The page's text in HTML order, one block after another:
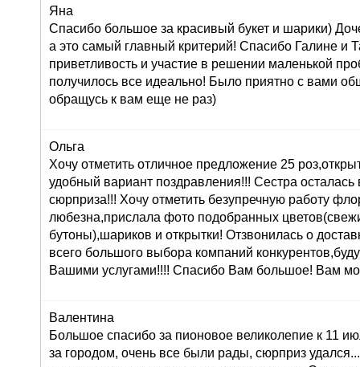
Яна
Спасибо большое за красивый букет и шарики)
а это самый главный критерий! Спасибо Галине и
приветливость и участие в решении маленькой
получилось все идеально! Было приятно с вами
обращусь к вам еще не раз)
Ольга
Хочу отметить отличное предложение 25
удобный вариант поздравления!!! Сестра осталась
сюрприза!!! Хочу отметить безупречную работу
любезна,прислала фото подобранных
бутоны),шариков и открытки! Отзвонилась о
всего большого выбора компаний
Вашими услугами!!!! Спасибо Вам большое! Вам
Валентина
Большое спасибо за пионовое великолепие к 11
за городом, очень все были рады, сюрприз